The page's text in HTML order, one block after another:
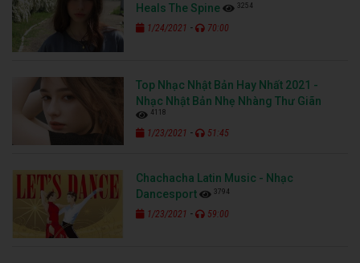
Heals The Spine
3254
1/24/2021 - 70:00
Top Nhạc Nhật Bản Hay Nhất 2021 -
Nhạc Nhật Bản Nhẹ Nhàng Thư Giãn
4118
1/23/2021 - 51:45
Chachacha Latin Music - Nhạc
Dancesport
3794
1/23/2021 - 59:00